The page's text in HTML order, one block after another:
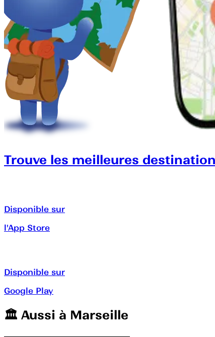
Trouve les meilleures
Disponible sur
l'App Store
Disponible sur
Google Play
🏛️️ Aussi à Marseille